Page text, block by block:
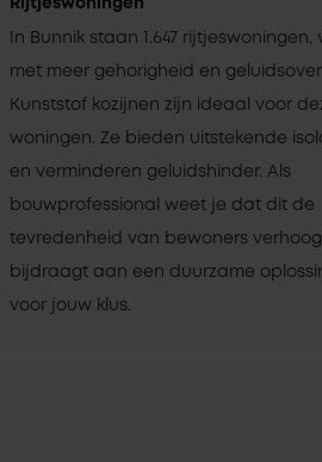
Rijtjeswoningen
In Bunnik staan 1.647 rijtjeswoningen,
met meer gehorigheid en
Kunststof kozijnen zijn ideaal voor
woningen. Ze bieden uitstekende
en verminderen geluidshinder. Als
bouwprofessional weet je dat dit de
tevredenheid van bewoners
bijdraagt aan een duurzame
voor jouw klus.